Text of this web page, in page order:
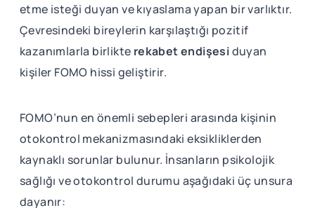
etme isteği duyan ve kıyaslama yapan bir varlıktır.
Çevresindeki bireylerin karşılaştığı pozitif
kazanımlarla birlikte rekabet endişesiduyan
kişiler FOMO hissi geliştirir.
FOMO’nun en önemli sebepleri arasında kişinin
otokontrol mekanizmasındaki eksikliklerden
kaynaklı sorunlar bulunur. İnsanların psikolojik
sağlığı ve otokontrol durumu aşağıdaki üç unsura
dayanır: